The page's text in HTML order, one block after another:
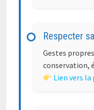
Respecter
Gestes
conservation,
Lien vers la